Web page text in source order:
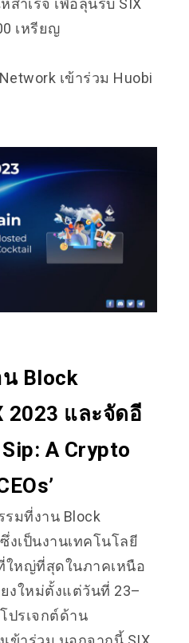
สำเร็จ เพื่อลุ้นรับ SIX
เหรียญ
เข้าร่วม Huobi
Block
2023 และจัดอี
Sip: A Crypto
รมที่งาน Block
งเป็นงานเทคโนโลยี
ใหญ่ที่สุดในภาคเหนือ
งใหม่ตั้งแต่วันที่ 23–
ปรเจกต์ด้าน